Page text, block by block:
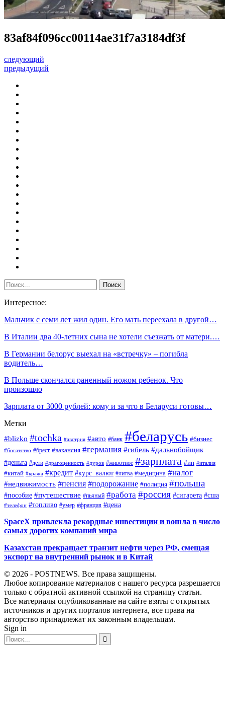
83af84f096cc00114ae31f7a3184df3f
следующий
предыдущий
Интересное:
Мальчик с семи лет жил один. Его мать переехала в другой…
В Италии два 40-летних сына не хотели съезжать от матери.…
В Германии белорус выехал на «встречку» – погибла
водитель…
В Польше скончался раненный ножом ребенок. Что
произошло
Зарплата от 3000 рублей: кому и за что в Беларуси готовы…
Метки
#blizko #tochka #австрия #авто #банк #беларусь #бизнес
#богатство #брест #вакансия #германия #гибель #дальнобойщик
#деньга #дети #драгоценность #дуров #животное #зарплата #ип #италия
#китай #кража #кредит #курс_валют #литва #медицина #налог
#недвижимость #пенсия #подорожание #полиция #польша
#пособие #путешествие #пьяный #работа #россия #сигарета #сша
#телефон #топливо #умер #франция #цена
SpaceX привлекла рекордные инвестиции и вошла в число
самых дорогих компаний мира
Казахстан прекращает транзит нефти через РФ, смещая
экспорт на внутренний рынок и в Китай
© 2026 - POSTNEWS. Все права защищены.
Любое копирование материалов с нашего ресурса разрешается
только с обратной активной ссылкой на страницу статьи.
Все материалы опубликованные на сайте взяты с открытых
источников и других порталов интернета, все права на
авторство принадлежат их законным владельцам.
Sign in